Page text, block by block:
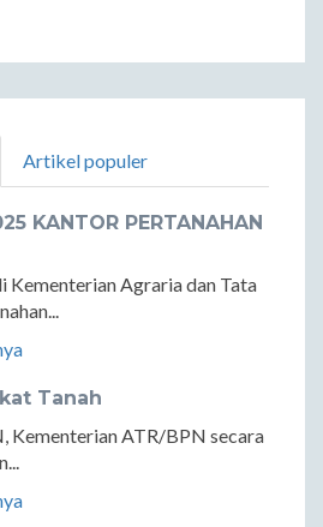
Artikel populer
KANTOR PERTANAHAN
Kementerian Agraria dan Tata
Tanah
Kementerian ATR/BPN secara